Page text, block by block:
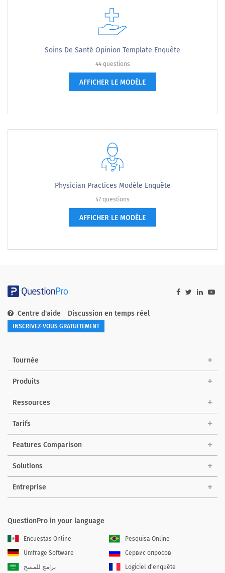
Soins De Santé Opinion Template Enquête
44 questions
AFFICHER LE MODÈLE
Physician Practices Modèle Enquête
47 questions
AFFICHER LE MODÈLE
Centre d'aide Discussion en temps réel
INSCRIVEZ-VOUS GRATUITEMENT
Tournée
Produits
Ressources
Tarifs
Features Comparison
Solutions
Entreprise
QuestionPro in your language
Encuestas Online
Pesquisa Online
Umfrage Software
Сервис опросов
برامج للمسح
Logiciel d'enquête